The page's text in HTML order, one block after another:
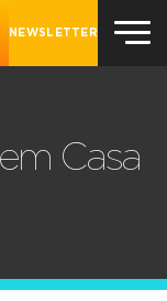
NEWSLETTER
Casa